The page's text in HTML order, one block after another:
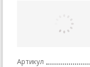
Артикул